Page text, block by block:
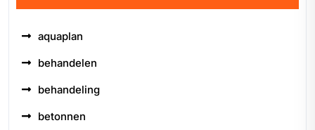
aquaplan
behandelen
behandeling
betonnen